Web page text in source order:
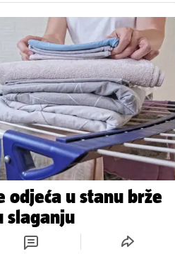
odjeća u stanu brže
slaganju